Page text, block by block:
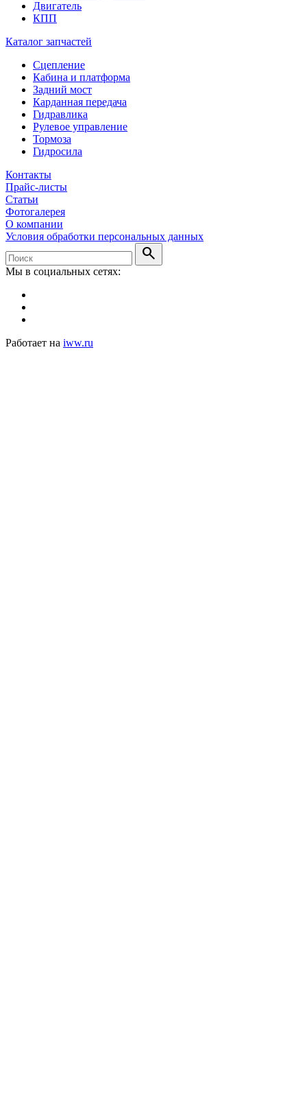
Двигатель
КПП
Каталог запчастей
Сцепление
Кабина и платформа
Задний мост
Карданная передача
Гидравлика
Рулевое управление
Тормоза
Гидросила
Контакты
Прайс-листы
Статьи
Фотогалерея
О компании
Условия обработки персональных данных
search
Мы в социальных сетях:
Работает на iww.ru